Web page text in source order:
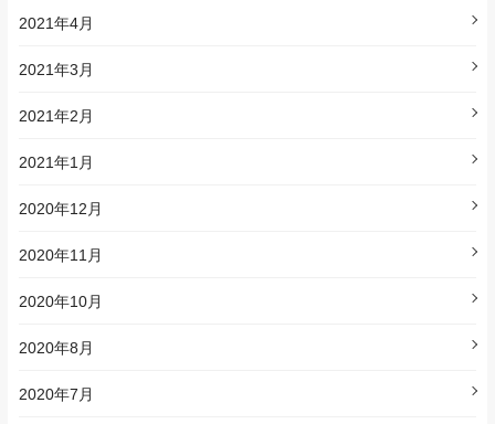
2021年4月
2021年3月
2021年2月
2021年1月
2020年12月
2020年11月
2020年10月
2020年8月
2020年7月